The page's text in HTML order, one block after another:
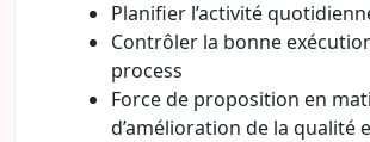
Planifier l’activité
Contrôler la bonne
process
Force de proposition en
d’amélioration de la qualité